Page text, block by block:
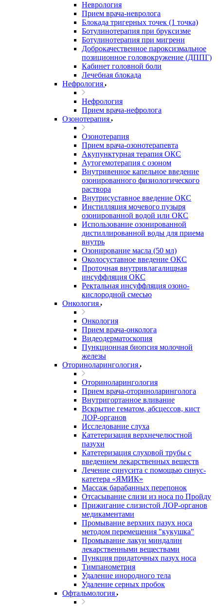
Неврология
Прием врача-невролога
Блокада тригерных точек (1 точка)
Ботулинотерапия при бруксизме
Ботулинотерапия при мигрени
Доброкачественное пароксизмальное
позиционное головокружение (ДППГ)
Кабинет головной боли
Лечебная блокада
Нефрология
Нефрология
Прием врача-нефролога
Озонотерапия
Озонотерапия
Прием врача-озонотерапевта
Акупунктурная терапия ОКС
Аутогемотерапия с озоном
Внутривенное капельное введение
озонированного физиологического
раствора
Внутрисуставное введение ОКС
Инстилляция мочевого пузыря
озонированной водой или ОКС
Использование озонированной
дистиллированной воды для приема
внутрь
Озонирование масла (50 мл)
Околосуставное введение ОКС
Проточная внутривлагалищная
инсуффляция ОКС
Ректальная инсуффляция озоно-
кислородной смесью
Онкология
Онкология
Прием врача-онколога
Видеодерматоскопия
Пункционная биопсия молочной
железы
Оториноларингология
Оториноларингология
Прием врача-оториноларинголога
Внутригортанное вливание
Вскрытие гематом, абсцессов, кист
ЛОР-органов
Исследование слуха
Катетеризация верхнечелюстной
пазухи
Катетеризация слуховой трубы с
введением лекарственных веществ
Лечение синусита с помощью синус-
катетера «ЯМИК»
Массаж барабанных перепонок
Отсасывание слизи из носа по Пройду
Прижигание слизистой ЛОР-органов
медикаментами
Промывание верхних пазух носа
методом перемещения "кукушка"
Промывание лакун миндалин
лекарственными веществами
Пункция придаточных пазух носа
Тимпанометрия
Удаление инородного тела
Удаление серных пробок
Офтальмология